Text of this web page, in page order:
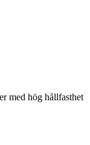
med hög hållfasthet